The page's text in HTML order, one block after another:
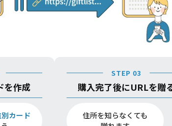
を作成
カード
STEP 03
購入完了後にURLを贈
住所を知らなくても